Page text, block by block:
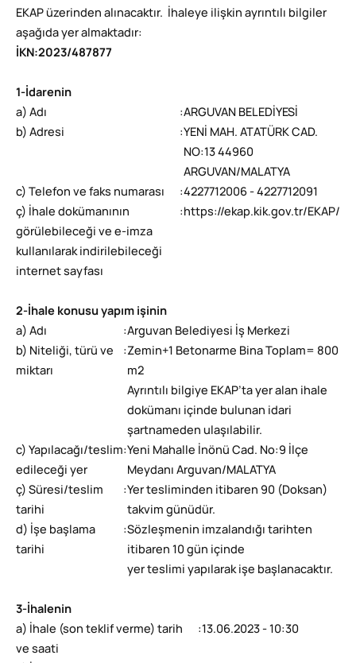
EKAP üzerinden alınacaktır. İhaleye ilişkin ayrıntılı bilgiler
aşağıda yer almaktadır:
İKN :2023/487877
1-İdarenin
a) Adı
:ARGUVAN BELEDİYESİ
b) Adresi
: YENİ MAH. ATATÜRK CAD.
NO:13 44960
ARGUVAN/MALATYA
c) Telefon ve faks numarası
:4227712006 - 4227712091
ç) İhale dokümanının
görülebileceği ve e-imza
kullanılarak indirilebileceği
internet sayfası
: https://ekap.kik.gov.tr/EKAP/
2-İhale konusu yapım işinin
a) Adı
:Arguvan Belediyesi İş Merkezi
b) Niteliği, türü ve
miktarı
:Zemin+1 Betonarme Bina Toplam= 800
m2
Ayrıntılı bilgiye EKAP’ta yer alan ihale
dokümanı içinde bulunan idari
şartnameden ulaşılabilir.
c) Yapılacağı/teslim
edileceği yer
: Yeni Mahalle İnönü Cad. No:9 İlçe
Meydanı Arguvan/MALATYA
ç) Süresi/teslim
tarihi
: Yer tesliminden itibaren 90 (Doksan)
takvim günüdür.
d) İşe başlama
tarihi
:Sözleşmenin imzalandığı tarihten
itibaren 10 gün içinde
yer teslimi yapılarak işe başlanacaktır.
3-İhalenin
a) İhale (son teklif verme) tarih
ve saati
:13.06.2023 - 10:30